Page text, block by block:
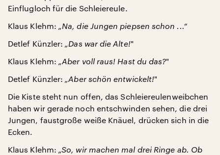
Einflugloch für die Schleiereule.
Klaus Klehm: „Na, die Jungen piepsen schon ...“
Detlef Künzler: „Das war die Alte!"
Klaus Klehm: „Aber voll raus! Hast du das?"
Detlef Künzler: „Aber schön entwickelt!"
Die Kiste steht nun offen, das Schleiereulenweibchen
haben wir gerade noch entschwinden sehen, die drei
Jungen, faustgroße weiße Knäuel, drücken sich in die
Ecken.
Klaus Klehm: „So, wir machen mal drei Ringe ab. Ob